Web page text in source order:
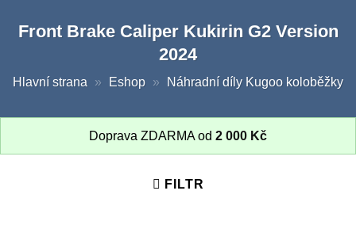
Front Brake Caliper Kukirin G2 Version
2024
Hlavní strana » Eshop » Náhradní díly Kugoo koloběžky
Doprava ZDARMA od 2 000 Kč
FILTR